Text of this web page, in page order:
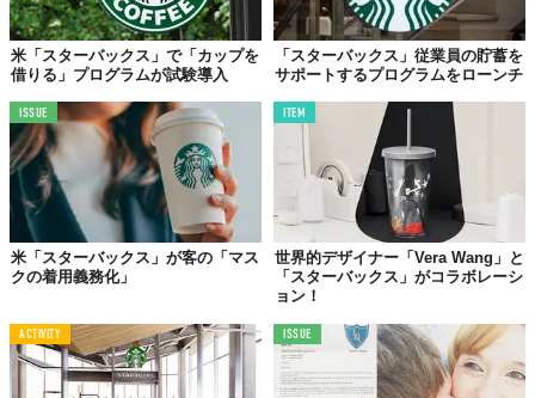
米「スターバックス」で「カップを
借りる」プログラムが試験導入
「スターバックス」従業員の貯蓄を
サポートするプログラムをローンチ
ISSUE
米「スターバックス」が客の「マス
クの着用義務化」
ITEM
世界的デザイナー「Vera Wang」と
「スターバックス」がコラボレーシ
ョン！
ACTIVITY ISSUE